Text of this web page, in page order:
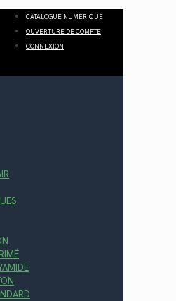
CATALOGUE NUMÉRIQUE
OUVERTURE DE COMPTE
CONNEXION